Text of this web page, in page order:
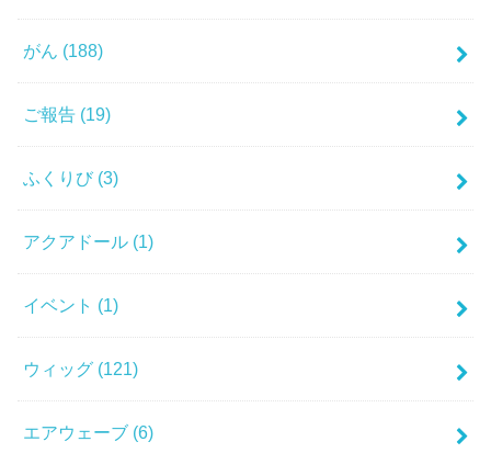
がん (188)
ご報告 (19)
ふくりび (3)
アクアドール (1)
イベント (1)
ウィッグ (121)
エアウェーブ (6)